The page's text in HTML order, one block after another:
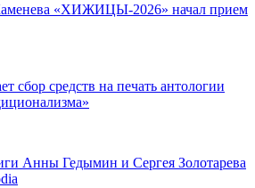
«ХИЖИЦЫ-2026» начал прием
сбор средств на печать антологии
Анны Гедымин и Сергея Золотарева